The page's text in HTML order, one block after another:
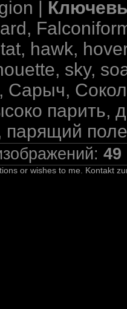
|
hawk,
sky,
Сарыч,
парить,
парящий
49
or wishes to me. Kontakt